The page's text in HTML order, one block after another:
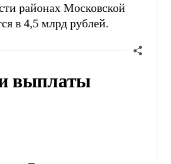
районах Московской
в 4,5 млрд рублей.
выплаты